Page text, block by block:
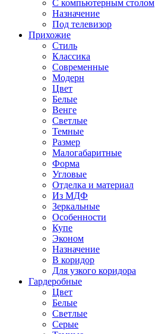
С компьютерным столом
Назначение
Под телевизор
Прихожие
Стиль
Классика
Современные
Модерн
Цвет
Белые
Венге
Светлые
Темные
Размер
Малогабаритные
Форма
Угловые
Отделка и материал
Из МДФ
Зеркальные
Особенности
Купе
Эконом
Назначение
В коридор
Для узкого коридора
Гардеробные
Цвет
Белые
Светлые
Серые